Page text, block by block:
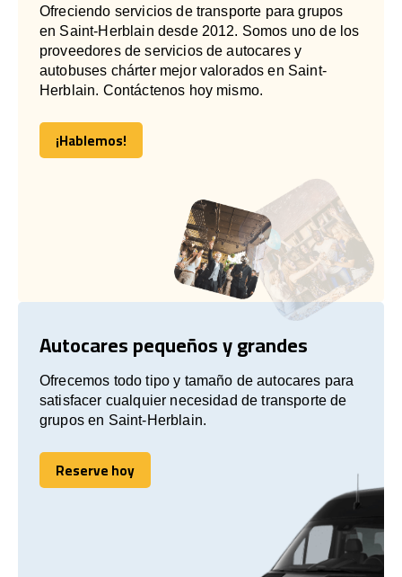
Ofreciendo servicios de transporte para grupos
en Saint-Herblain desde 2012. Somos uno de los
proveedores de servicios de autocares y
autobuses chárter mejor valorados en Saint-
Herblain. Contáctenos hoy mismo.
¡Hablemos!
¡Hablemos!
Autocares pequeños y grandes
Ofrecemos todo tipo y tamaño de autocares para
satisfacer cualquier necesidad de transporte de
grupos en Saint-Herblain.
Reserve hoy
Reserve hoy